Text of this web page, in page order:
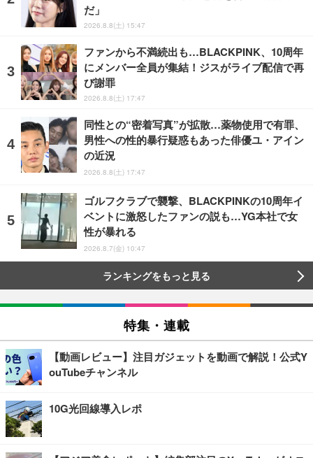
だ」
2026.8.8(土) 15:47
ファンから不満続出も…BLACKPINK、10周年
にメンバー全員が集結！ジスがライブ配信で再
び謝罪
2026.8.8(土) 17:47
同性との“密着写真”が拡散…薬物使用で有罪、
男性への性的暴行疑惑もあった俳優ユ・アイン
の近況
2026.8.8(土) 17:47
ゴルフクラブで襲撃、BLACKPINKの10周年イ
ベントに激怒したファンの説も…YG本社で女
性が暴れる
2026.8.7(金) 10:47
ランキングをもっと見る
特集・連載
【動画レビュー】注目ガジェットを動画で解説！公式Y
ouTubeチャンネル
10G光回線導入レポ